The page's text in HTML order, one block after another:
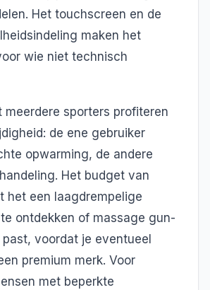
Het touchscreen en de
maken het
wie niet technisch
meerdere sporters profiteren
de ene gebruiker
opwarming, de andere
Het budget van
het een laagdrempelige
ontdekken of massage gun-
voordat je eventueel
premium merk. Voor
met beperkte